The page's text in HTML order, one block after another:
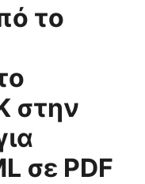
το
στην
σε PDF